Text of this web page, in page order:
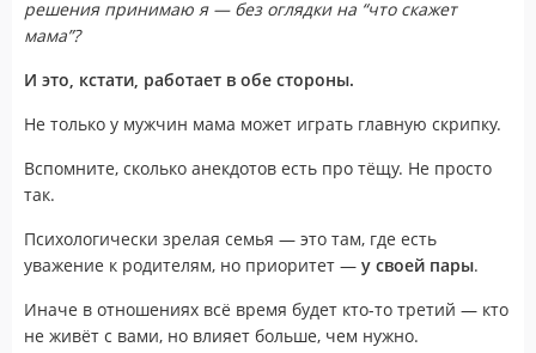
решения принимаю я — без оглядки на “что скажет
мама”?
И это, кстати, работает в обе стороны.
Не только у мужчин мама может играть главную скрипку.
Вспомните, сколько анекдотов есть про тёщу. Не просто
так.
Психологически зрелая семья — это там, где есть
уважение к родителям, но приоритет — у своей пары.
Иначе в отношениях всё время будет кто-то третий — кто
не живёт с вами, но влияет больше, чем нужно.